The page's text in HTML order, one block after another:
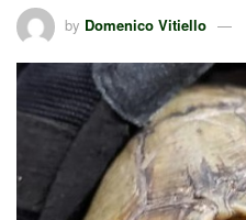
by Domenico Vitiello